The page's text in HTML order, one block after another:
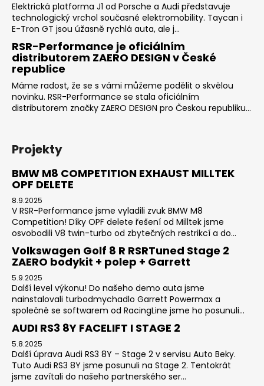
Elektrická platforma J1 od Porsche a Audi představuje
technologický vrchol současné elektromobility. Taycan i
E-Tron GT jsou úžasně rychlá auta, ale j...
RSR-Performance je oficiálním
distributorem ZAERO DESIGN v České
republice
Máme radost, že se s vámi můžeme podělit o skvělou
novinku. RSR-Performance se stala oficiálním
distributorem značky ZAERO DESIGN pro Českou republiku...
Projekty
BMW M8 COMPETITION EXHAUST MILLTEK
OPF DELETE
8.9.2025
V RSR-Performance jsme vyladili zvuk BMW M8
Competition! Díky OPF delete řešení od Milltek jsme
osvobodili V8 twin-turbo od zbytečných restrikcí a do...
Volkswagen Golf 8 R RSRTuned Stage 2
ZAERO bodykit + polep + Garrett
5.9.2025
Další level výkonu! Do našeho demo auta jsme
nainstalovali turbodmychadlo Garrett Powermax a
společně se softwarem od RacingLine jsme ho posunuli...
AUDI RS3 8Y FACELIFT I STAGE 2
5.8.2025
Další úprava Audi RS3 8Y – Stage 2 v servisu Auto Beky.
Tuto Audi RS3 8Y jsme posunuli na Stage 2. Tentokrát
jsme zavítali do našeho partnerského ser...